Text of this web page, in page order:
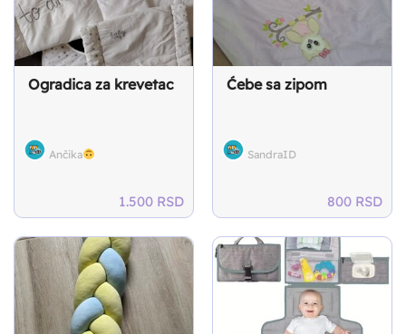
Ogradica za krevetac
Ančika
1.500 RSD
Ćebe sa zipom
SandraID
800 RSD